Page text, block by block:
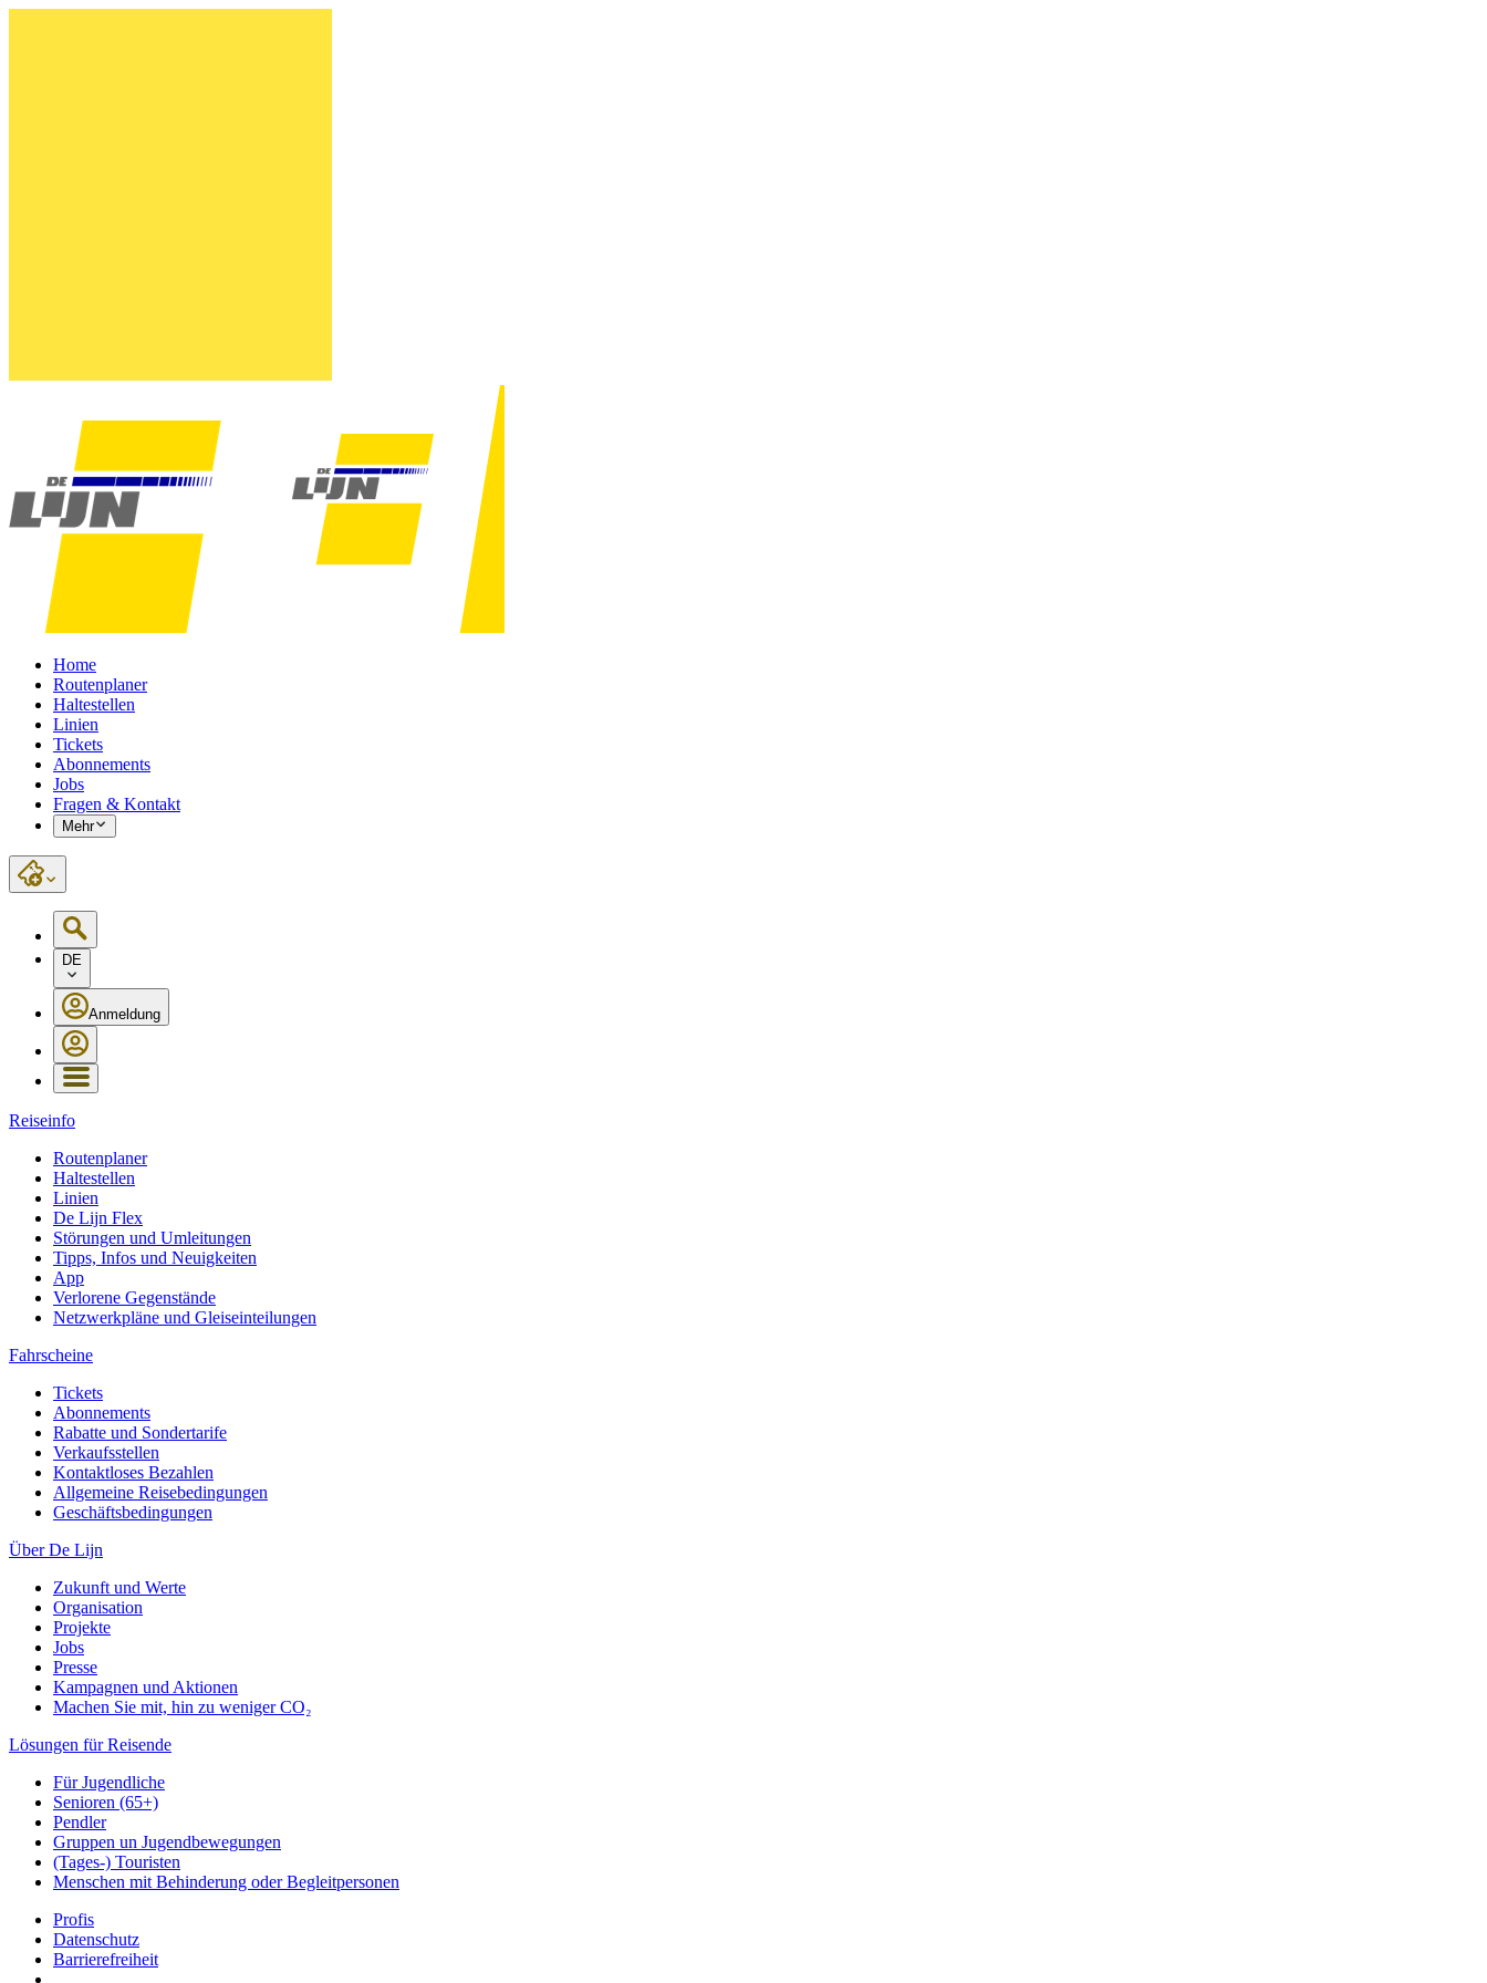
Home
Routenplaner
Haltestellen
Linien
Tickets
Abonnements
Jobs
Fragen & Kontakt
Mehr
DE
Anmeldung
Reiseinfo
Routenplaner
Haltestellen
Linien
De Lijn Flex
Störungen und Umleitungen
Tipps, Infos und Neuigkeiten
App
Verlorene Gegenstände
Netzwerkpläne und Gleiseinteilungen
Fahrscheine
Tickets
Abonnements
Rabatte und Sondertarife
Verkaufsstellen
Kontaktloses Bezahlen
Allgemeine Reisebedingungen
Geschäftsbedingungen
Über De Lijn
Zukunft und Werte
Organisation
Projekte
Jobs
Presse
Kampagnen und Aktionen
Machen Sie mit, hin zu weniger CO₂
Lösungen für Reisende
Für Jugendliche
Senioren (65+)
Pendler
Gruppen un Jugendbewegungen
(Tages-) Touristen
Menschen mit Behinderung oder Begleitpersonen
Profis
Datenschutz
Barrierefreiheit